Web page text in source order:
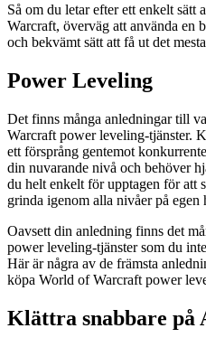
Så om du letar efter ett enkelt
Warcraft, överväg att använda en
och bekvämt sätt att få ut det
Power Leveling
Det finns många anledningar till
Warcraft power leveling-tjänster.
ett försprång gentemot
din nuvarande nivå och behöver
du helt enkelt för upptagen för att
grinda igenom alla nivåer på egen
Oavsett din anledning finns det
power leveling-tjänster som du
Här är några av de främsta
köpa World of Warcraft power
Klättra snabbare på